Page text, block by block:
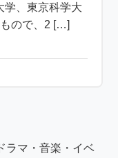
学、東京科学大
ので、2 […]
ラマ・音楽・イベ